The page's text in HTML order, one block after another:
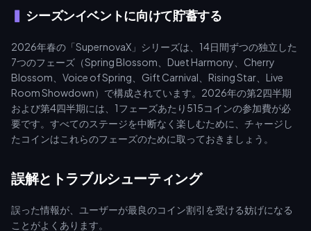
シーズンイベントに向けて貯蓄する
2026年春の「SupernovaX」シリーズは、14日間ずつの独立した
7つのフェーズ（Spring Blossom、Duet Harmony、Cherry
Blossom、Voice of Spring、Gift Carnival、Rising Star、Live
Room Showdown）で構成されています。2026年の第2四半期
および第4四半期には、1フェーズあたり515コインの参加費が必
要です。すべてのステージを中断なく楽しむために、チャージし
たコインはこれらのフェーズのために取っておきましょう。
誤解とトラブルシューティング
誤った情報が、ユーザーが最良のコイン割引を受ける妨げになる
ことがよくあります。